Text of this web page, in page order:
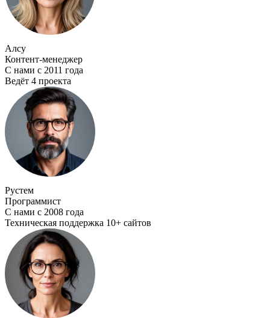
Алсу
Контент-менеджер
С нами с 2011 года
Ведёт 4 проекта
Рустем
Программист
С нами с 2008 года
Техническая поддержка 10+ сайтов